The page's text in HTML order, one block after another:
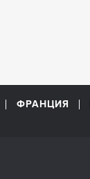
ФРАНЦИЯ